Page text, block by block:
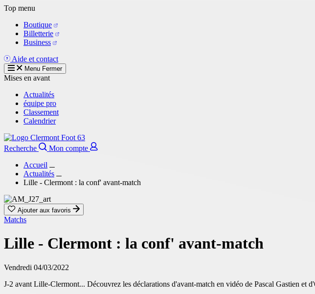
Aller
contenu
principal
Top menu
Boutique
Billetterie
Business
Aide et contact
Menu Fermer
Mises en avant
Actualités
équipe pro
Classement
Calendrier
Recherche
Mon compte
Accueil
Actualités
Lille - Clermont : la conf' avant-match
Ajouter aux favoris
Matchs
Lille - Clermont : la conf' avant-match
Vendredi 04/03/2022
J-2 avant Lille-Clermont... Découvrez les déclarations d'avant-match en vidéo de Pascal Gastien et